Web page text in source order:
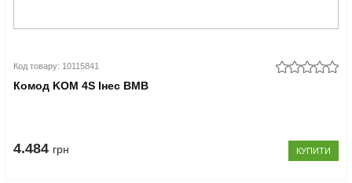
Код товару: 10115841
Комод KOM 4S Інес ВМВ
4.484 грн КУПИТИ